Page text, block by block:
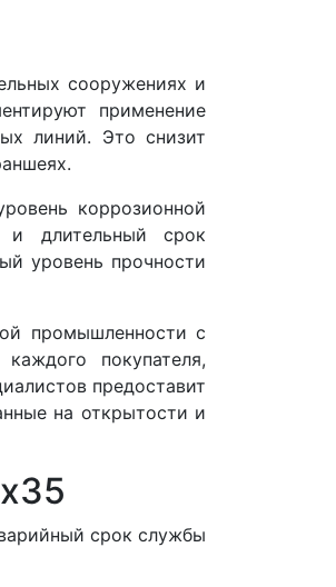
сооружениях и
применение
линий. Это снизит
коррозионной
и длительный срок
уровень прочности
промышленности с
покупателя,
предоставит
на открытости и
срок службы